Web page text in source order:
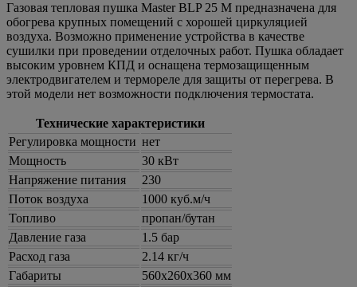
Газовая тепловая пушка Master BLP 25 M предназначена для
обогрева крупных помещений с хорошей циркуляцией
воздуха. Возможно применение устройства в качестве
сушилки при проведении отделочных работ. Пушка обладает
высоким уровнем КПД и оснащена термозащищенным
электродвигателем и термореле для защиты от перегрева. В
этой модели нет возможности подключения термостата.
Технические характеристики
Регулировка мощности нет
Мощность
30 кВт
Напряжение питания
230
Поток воздуха
1000 куб.м/ч
Топливо
пропан/бутан
Давление газа
1.5 бар
Расход газа
2.14 кг/ч
Габариты
560x260x360 мм